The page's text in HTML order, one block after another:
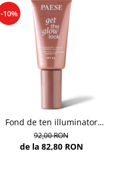
-10%
Fond de ten illuminator
multifunctional , Multi-
function Illuminating
92,00 RON
de la 82,80 RON